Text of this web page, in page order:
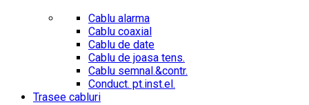
Cablu alarma
Cablu coaxial
Cablu de date
Cablu de joasa tens.
Cablu semnal.&contr.
Conduct. pt.inst.el.
Trasee cabluri